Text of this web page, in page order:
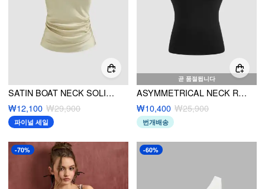
SATIN BOAT NECK SOLID RUCHED TANK TOP
₩12,100 ₩29,900
파이널 세일
곧 품절됩니다
ASYMMETRICAL NECK RING DETAIL TWIST TANK TOP
₩10,400 ₩25,900
번개배송
-70% -60%